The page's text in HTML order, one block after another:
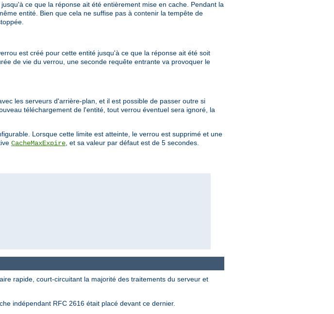
ce que la réponse ait été entièrement mise en cache. Pendant la
entité. Bien que cela ne suffise pas à contenir la tempête de
est créé pour cette entité jusqu'à ce que la réponse ait été soit
de vie du verrou, une seconde requête entrante va provoquer le
les serveurs d'arrière-plan, et il est possible de passer outre si
téléchargement de l'entité, tout verrou éventuel sera ignoré, la
Lorsque cette limite est atteinte, le verrou est supprimé et une
CacheMaxExpire , et sa valeur par défaut est de 5 secondes.
rapide, court-circuitant la majorité des traitements du serveur et
indépendant RFC 2616 était placé devant ce dernier.